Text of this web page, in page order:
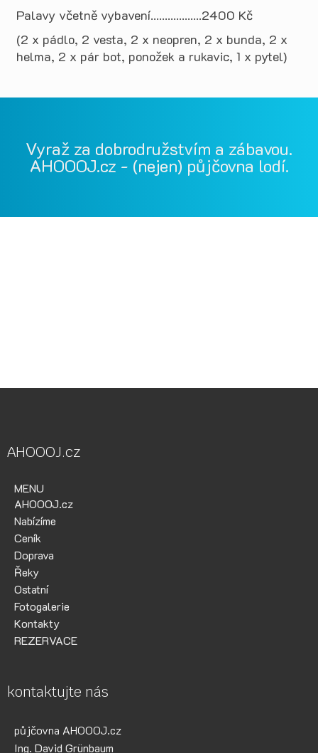
Palavy včetně vybavení..................2400 Kč
(2 x pádlo, 2 vesta, 2 x neopren, 2 x bunda, 2 x
helma, 2 x pár bot, ponožek a rukavic, 1 x pytel)
Vyraž za dobrodružstvím a zábavou.
AHOOOJ.cz - (nejen) půjčovna lodí.
AHOOOJ.cz
MENU
AHOOOJ.cz
Nabízíme
Ceník
Doprava
Řeky
Ostatní
Fotogalerie
Kontakty
REZERVACE
kontaktujte nás
půjčovna AHOOOJ.cz
Ing. David Grünbaum